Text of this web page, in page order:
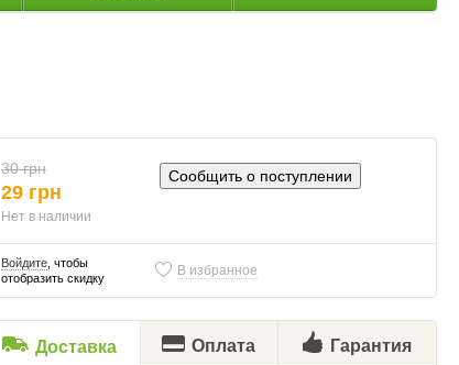
30 грн
29 грн
Нет в наличии
Сообщить о поступлении
Войдите, чтобы
отобразить скидку
В избранное
Доставка Оплата Гарантия